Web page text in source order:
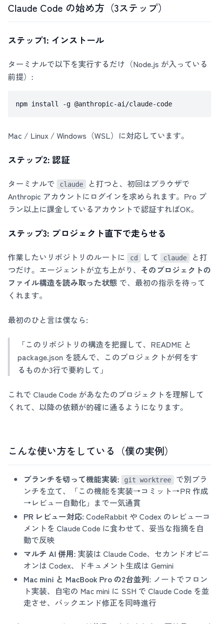
Claude Code の始め方（3ステップ）
ステップ1: インストール
ターミナルで以下を実行するだけ（Node.js が入っている
前提）:
Mac / Linux / Windows（WSL）に対応しています。
ステップ2: 認証
ターミナルで claude
と打つと、初回はブラウザで
Anthropic アカウントにログインを求められます。Pro プ
ラン以上に課金しているアカウントで認証すればOK。
ステップ3: プロジェクト直下で走らせる
作業したいリポジトリのルートに cd して claude
と打
つだけ。エージェントが立ち上がり、 そのプロジェクトの
ファイル構造を読み取った状態 で、最初の指示を待って
くれます。
最初のひと言は僕なら:
「このリポジトリの構造を把握して、README と
package.json を読んで、このプロジェクトが何をす
るものか3行で要約して」
これで Claude Code があなたのプロジェクトを理解して
くれて、以降の依頼が的確に通るようになります。
こんな使い方をしている（僕の実例）
ブランチを切って機能実装: git worktree
で別ブラ
ンチを立て、「この機能を実装→コミット→PR 作成
→レビュー自動化」まで一気通貫
PR レビュー対応: CodeRabbit や Codex のレビューコ
メントを Claude Code に食わせて、妥当な指摘を自
動で反映
マルチ AI 併用: 実装は Claude Code、セカンドオピニ
オンは Codex、ドキュメント生成は Gemini
Mac mini と MacBook Pro の2台並列: ノートでフロン
ト実装、自宅の Mac mini に SSH で Claude Code を並
走させ、バックエンド修正を同時進行